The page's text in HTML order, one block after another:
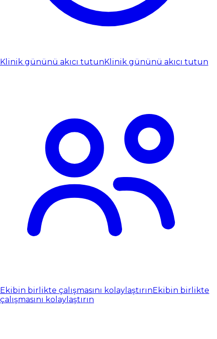
Klinik gününü akıcı tutunKlinik gününü akıcı tutun
Ekibin birlikte çalışmasını kolaylaştırınEkibin birlikte
çalışmasını kolaylaştırın